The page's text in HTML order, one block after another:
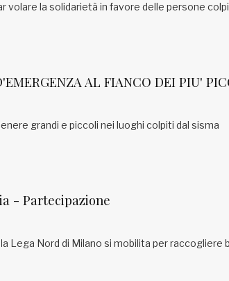
volare la solidarietà in favore delle persone
AL FIANCO DEI PIU'
grandi e piccoli nei luoghi colpiti dal sisma
- Partecipazione
Lega Nord di Milano si mobilita per raccogliere